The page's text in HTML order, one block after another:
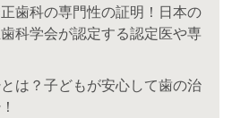
歯科の専門性の証明！日本の
科学会が認定する認定医や専
は？子どもが安心して歯の治